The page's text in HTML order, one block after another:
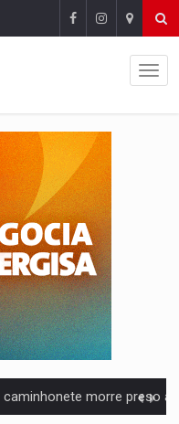
para aproveitar o fim de semana